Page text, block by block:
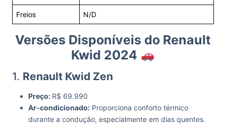
Freios N/D
Versões Disponíveis do Renault
Kwid 2024
1. Renault Kwid Zen
Preço: R$ 69.990
Ar-condicionado: Proporciona conforto térmico
durante a condução, especialmente em dias quentes.